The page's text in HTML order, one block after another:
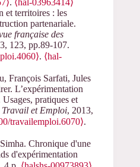
. ⟨hal-03963414⟩
et territoires : les
partenariale.
française des
123, pp.89-107.
. ⟨hal-
François Sarfati, Jules
L’expérimentation
pratiques et
Travail et Emploi, 2013,
travailemploi.6070⟩.
Chronique d'une
d'expérimentation